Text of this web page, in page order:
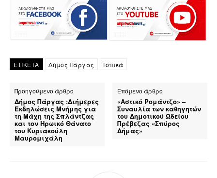
ΕΤΙΚΕΤΑ Δήμος Πάργας Τοπικά
Προηγούμενο άρθρο
Δήμος Πάργας :Διήμερες
Εκδηλώσεις Μνήμης για
τη Μάχη της Σπλάντζας
και τον Ηρωικό Θάνατο
του Κυριακούλη
Μαυρομιχάλη
Επόμενο άρθρο
«Αστικό Ρομάντζο» –
Συναυλία των καθηγητών
του Δημοτικού Ωδείου
Πρέβεζας «Σπύρος
Δήμας»